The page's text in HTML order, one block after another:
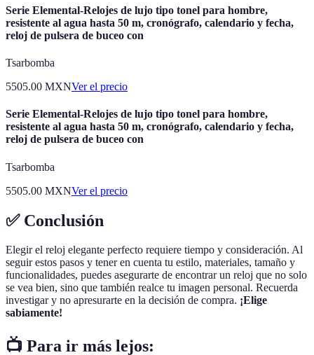
Serie Elemental-Relojes de lujo tipo tonel para hombre,
resistente al agua hasta 50 m, cronógrafo, calendario y fecha,
reloj de pulsera de buceo con
Tsarbomba
5505.00 MXNVer el precio
Serie Elemental-Relojes de lujo tipo tonel para hombre,
resistente al agua hasta 50 m, cronógrafo, calendario y fecha,
reloj de pulsera de buceo con
Tsarbomba
5505.00 MXNVer el precio
✅ Conclusión
Elegir el reloj elegante perfecto requiere tiempo y consideración. Al
seguir estos pasos y tener en cuenta tu estilo, materiales, tamaño y
funcionalidades, puedes asegurarte de encontrar un reloj que no solo
se vea bien, sino que también realce tu imagen personal. Recuerda
investigar y no apresurarte en la decisión de compra. ¡Elige
sabiamente!
📺 Para ir más lejos: